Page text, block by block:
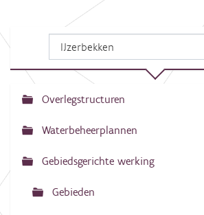
N
a
i
Overlegstructuren
Waterbeheerplannen
Gebiedsgerichte werking
Gebieden